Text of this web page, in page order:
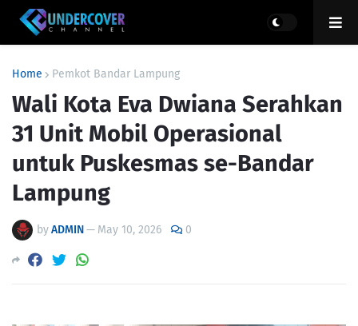
Home Pemkot Bandar Lampung
Wali Kota Eva Dwiana Serahkan
31 Unit Mobil Operasional
untuk Puskesmas se-Bandar
Lampung
byADMIN— May 10, 2026 0